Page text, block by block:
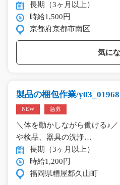
長期（3ヶ月以上）
時給1,500円
京都府京都市南区
気に
製品の梱包作業/y03_01968
NEW 急募
＼体を動かしながら働ける♪
や検品、器具の洗浄…
長期（3ヶ月以上）
時給1,200円
福岡県糟屋郡久山町